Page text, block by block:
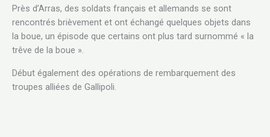
Près d’Arras, des soldats français et allemands se sont
rencontrés brièvement et ont échangé quelques objets dans
la boue, un épisode que certains ont plus tard surnommé « la
trêve de la boue ».
Début également des opérations de rembarquement des
troupes alliées de Gallipoli.